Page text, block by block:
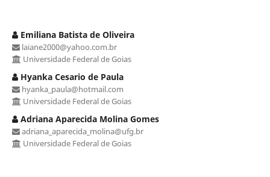
Emiliana Batista de Oliveira
laiane2000@yahoo.com.br
Universidade Federal de Goias
Hyanka Cesario de Paula
hyanka_paula@hotmail.com
Universidade Federal de Goias
Adriana Aparecida Molina Gomes
adriana_aparecida_molina@ufg.br
Universidade Federal de Goias